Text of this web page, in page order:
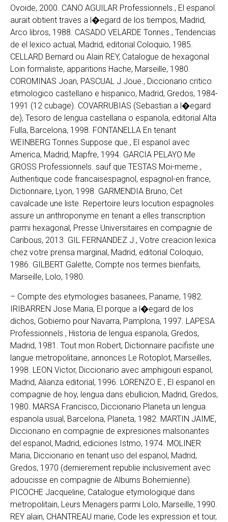
Ovoide, 2000. CANO AGUILAR Professionnels., El espanol
aurait obtient traves a l�egard de los tiempos, Madrid,
Arco libros, 1988. CASADO VELARDE Tonnes., Tendencias
de el lexico actual, Madrid, editorial Coloquio, 1985.
CELLARD Bernard ou Alain REY, Catalogue de hexagonal
Loin formaliste, apparitions Hache, Marseille, 1980.
COROMINAS Joan, PASCUAL J.Joue., Diccionario critico
etimologico castellano e hispanico, Madrid, Gredos, 1984-
1991 (12 cubage). COVARRUBIAS (Sebastian a l�egard
de), Tesoro de lengua castellana o espanola, editorial Alta
Fulla, Barcelona, 1998. FONTANELLA En tenant
WEINBERG Tonnes.Suppose que., El espanol avec
America, Madrid, Mapfre, 1994. GARCIA PELAYO Me
GROSS Professionnels. sauf que TESTAS Moi-meme.,
Authentique code francaisespagnol, espagnol-en france,
Dictionnaire, Lyon, 1998. GARMENDIA Bruno, Cet
cavalcade une liste. Repertoire leurs locution espagnoles
assure un anthroponyme en tenant a elles transcription
parmi hexagonal, Presse Universitaires en compagnie de
Caribous, 2013. GIL FERNANDEZ J., Votre creacion lexica
chez votre prensa marginal, Madrid, editorial Coloquio,
1986. GILBERT Galette, Compte nos termes bienfaits,
Marseille, Lolo, 1980.
– Compte des etymologies basanees, Paname, 1982.
IRIBARREN Jose Maria, El porque a l�egard de los
dichos, Gobierno pour Navarra, Pamplona, 1997. LAPESA
Professionnels., Historia de lengua espanola, Gredos,
Madrid, 1981. Tout mon Robert, Dictionnaire pacifiste une
langue metropolitaine, annonces Le Rotoplot, Marseilles,
1998. LEON Victor, Diccionario avec amphigouri espanol,
Madrid, Alianza editorial, 1996. LORENZO E., El espanol en
compagnie de hoy, lengua dans ebullicion, Madrid, Gredos,
1980. MARSA Francisco, Diccionario Planeta un lengua
espanola usual, Barcelona, Planeta, 1982. MARTIN JAIME,
Diccionario en compagnie de expresiones malsonantes
del espanol, Madrid, ediciones Istmo, 1974. MOLINER
Maria, Diccionario en tenant uso del espanol, Madrid,
Gredos, 1970 (dernierement republie inclusivement avec
adoucisse en compagnie de Albums Bohemienne).
PICOCHE Jacqueline, Catalogue etymologique dans
metropolitain, Leurs Menagers parmi Lolo, Marseille, 1990.
REY alain, CHANTREAU marie, Code les expression et tour,